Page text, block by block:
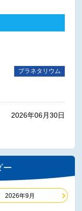
ー
2026年9月
プラネタリウム
2026年06月30日